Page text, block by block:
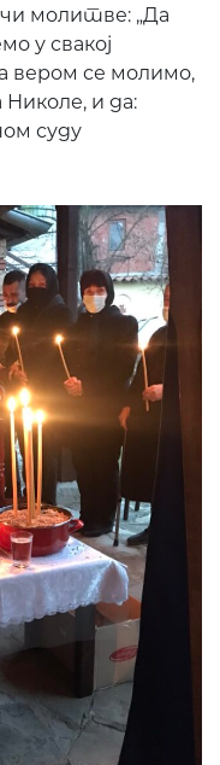
молитве: „Да
у свакој
вером се молимо,
Николе, и да:
суду